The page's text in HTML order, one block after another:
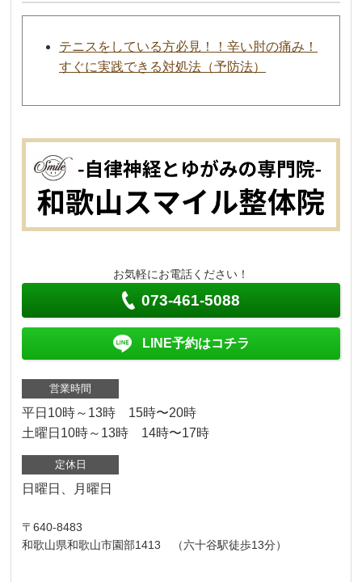
テニスをしている方必見！！辛い肘の痛み！
すぐに実践できる対処法（予防法）
お気軽にお電話ください！
073-461-5088
LINE予約はコチラ
営業時間
平日10時～13時 15時〜20時
土曜日10時～13時 14時〜17時
定休日
日曜日、月曜日
〒640-8483
和歌山県和歌山市園部1413 （六十谷駅徒歩13分）